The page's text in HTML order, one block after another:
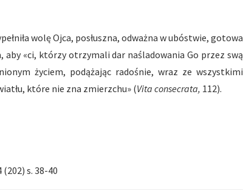
wolę Ojca, posłuszna, odważna w ubóstwie, gotowa
aby «ci, którzy otrzymali dar naśladowania Go przez swą
życiem, podążając radośnie, wraz ze wszystkimi
które nie zna zmierzchu» (Vita consecrata, 112).
s. 38-40